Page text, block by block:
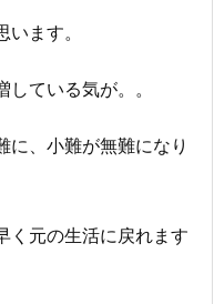
ます。
ている気が。。
に、小難が無難になり
く元の生活に戻れます